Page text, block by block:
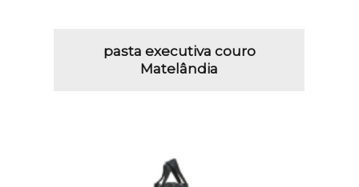
pasta executiva couro
Matelândia